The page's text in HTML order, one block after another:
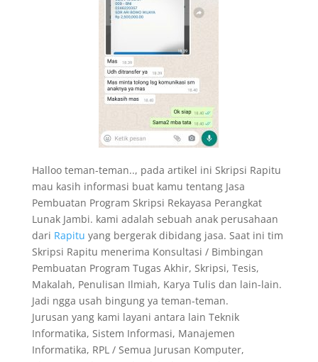
Halloo teman-teman.., pada artikel ini Skripsi Rapitu
mau kasih informasi buat kamu tentang Jasa
Pembuatan Program Skripsi Rekayasa Perangkat
Lunak Jambi. kami adalah sebuah anak perusahaan
dari Rapitu yang bergerak dibidang jasa. Saat ini tim
Skripsi Rapitu menerima Konsultasi / Bimbingan
Pembuatan Program Tugas Akhir, Skripsi, Tesis,
Makalah, Penulisan Ilmiah, Karya Tulis dan lain-lain.
Jadi ngga usah bingung ya teman-teman.
Jurusan yang kami layani antara lain Teknik
Informatika, Sistem Informasi, Manajemen
Informatika, RPL / Semua Jurusan Komputer,